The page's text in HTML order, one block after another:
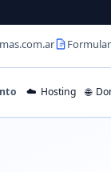
☁️ Hosting 🌐